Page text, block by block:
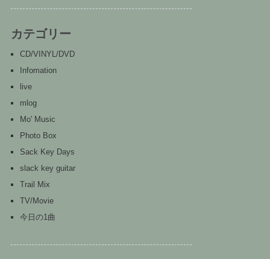
カテゴリー
CD/VINYL/DVD
Infomation
live
mlog
Mo' Music
Photo Box
Sack Key Days
slack key guitar
Trail Mix
TV/Movie
今日の1曲